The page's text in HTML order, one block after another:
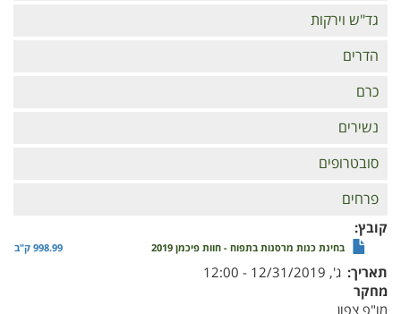
גד"ש וירקות
הדרים
כרם
נשירים
סובטרופים
פרחים
קובץ
בחינת כנות מרסנות בתפוח - חוות פיכמן 2019 998.99 ק"ב
תאריך ג', 12/31/2019 - 12:00
מחקר
מו"פ צפון